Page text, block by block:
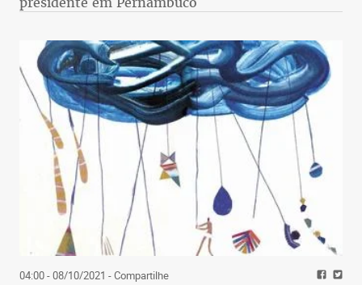
04:00 - 08/10/2021 - Compartilhe